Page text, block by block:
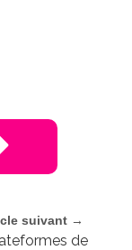
suivant →
de